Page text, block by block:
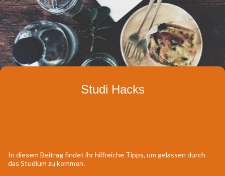
Studi Hacks
In diesem Beitrag findet ihr hilfreiche Tipps, um gelassen durch
das Studium zu kommen.